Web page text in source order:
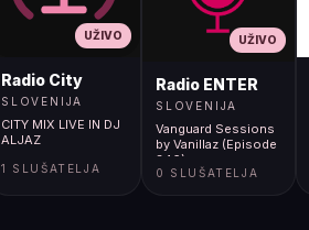
UŽIVO
Radio City
SLOVENIJA
CITY MIX LIVE IN DJ
ALJAZ
1 SLUŠATELJA
UŽIVO
Radio ENTER
SLOVENIJA
Vanguard Sessions
by Vanillaz (Episode
346)
0 SLUŠATELJA